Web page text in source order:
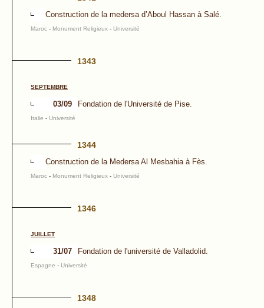
Construction de la medersa d’Aboul Hassan à Salé.
Maroc - Monument Religieux - Université
1343
SEPTEMBRE
03/09 Fondation de l'Université de Pise.
Italie - Université
1344
Construction de la Medersa Al Mesbahia à Fès.
Maroc - Monument Religieux - Université
1346
JUILLET
31/07 Fondation de l'université de Valladolid.
Espagne - Université
1348